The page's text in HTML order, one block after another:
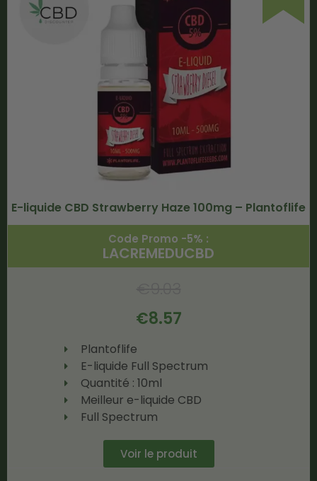
E-liquide CBD Strawberry Haze 100mg – Plantoflife
Code Promo -5% :
LACREMEDUCBD
€8.57
Plantoflife
E-liquide Full Spectrum
Quantité : 10ml
Meilleur e-liquide CBD
Full Spectrum
Voir le produit